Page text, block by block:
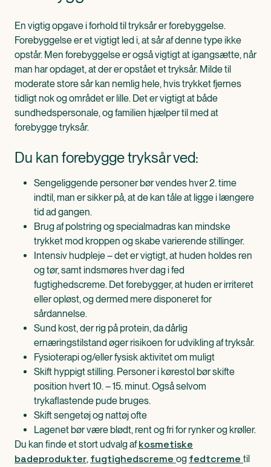
En vigtig opgave i forhold til tryksår er forebyggelse.
Forebyggelse er et vigtigt led i, at sår af denne type ikke
opstår. Men forebyggelse er også vigtigt at igangsætte, når
man har opdaget, at der er opstået et tryksår. Milde til
moderate store sår kan nemlig hele, hvis trykket fjernes
tidligt nok og området er lille. Det er vigtigt at både
sundhedspersonale, og familien hjælper til med at
forebygge tryksår.
Du kan forebygge tryksår ved:
Sengeliggende personer bør vendes hver 2. time
indtil, man er sikker på, at de kan tåle at ligge i længere
tid ad gangen.
Brug af polstring og specialmadras kan mindske
trykket mod kroppen og skabe varierende stillinger.
Intensiv hudpleje – det er vigtigt, at huden holdes ren
og tør, samt indsmøres hver dag i fed
fugtighedscreme. Det forebygger, at huden er irriteret
eller opløst, og dermed mere disponeret for
sårdannelse.
Sund kost, der rig på protein, da dårlig
ernæringstilstand øger risikoen for udvikling af tryksår.
Fysioterapi og/eller fysisk aktivitet om muligt
Skift hyppigt stilling. Personer i kørestol bør skifte
position hvert 10. – 15. minut. Også selvom
trykaflastende pude bruges.
Skift sengetøj og nattøj ofte
Lagenet bør være blødt, rent og fri for rynker og krøller.
Du kan finde et stort udvalg afkosmetiske
badeprodukter, fugtighedscreme og fedtcreme til